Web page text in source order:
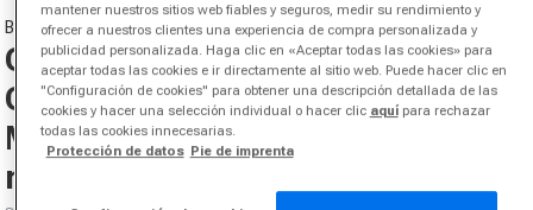
BIDI BADU
Out of Control Capsleeve
Camiseta de manga corta
Mujeres-azul claro, amarillo
neón
mantener nuestros sitios web fiables y seguros, medir su rendimiento y
ofrecer a nuestros clientes una experiencia de compra personalizada y
publicidad personalizada. Haga clic en «Aceptar todas las cookies» para
aceptar todas las cookies e ir directamente al sitio web. Puede hacer clic en
"Configuración de cookies" para obtener una descripción detallada de las
cookies y hacer una selección individual o hacer clic aquípara rechazar
todas las cookies innecesarias.
Protección de datos Pie de imprenta